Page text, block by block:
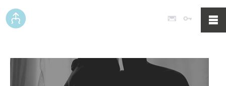
Poczta